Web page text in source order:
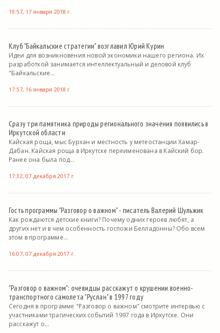
19:57, 17 января 2018 г.
Клуб "Байкальские стратегии" возглавил Юрий Курин
Идеи для возникновения новой экономики нашего региона. Их
разработкой занимается интеллектуальный и деловой клуб
"Байкальские...
17:57, 16 января 2018 г.
Сразу три памятника природы регионального значения появились в
Иркутской области
Кайская роща, мыс Бурхан и местность у метеостанции Хамар-
Дабан. Кайская роща в Иркутске переименована в Кайский бор.
Ранее она была под...
17:32, 07 декабря 2017 г.
Гость программы "Разговор о важном" - писатель Валерий Шульжик
Как рождаются детские книги? Почему одних героев любят, а
других нет и в чем особенность госпожи Белладонны? Обо всем
этом в программе...
16:07, 07 декабря 2017 г.
"Разговор о важном": очевидцы расскажут о крушении военно-
транспортного самолета "Руслан" в 1997 году
Сегодня в программе "Разговор о важном" смотрите интервью с
участниками трагических событий 1997 года в Иркутске. Они
расскажут о...